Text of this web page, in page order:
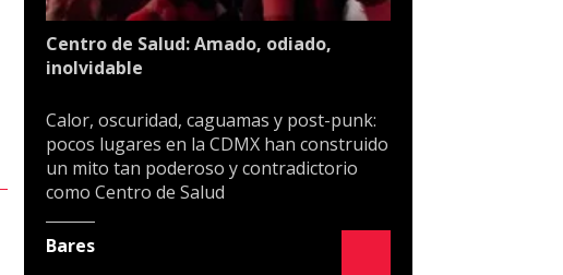
Centro de Salud: Amado, odiado,
inolvidable
Calor, oscuridad, caguamas y post-punk:
pocos lugares en la CDMX han construido
un mito tan poderoso y contradictorio
como Centro de Salud
Bares